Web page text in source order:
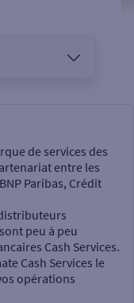
de services des
entre les
Paribas, Crédit
peu à peu
Cash Services.
Cash Services le
opérations